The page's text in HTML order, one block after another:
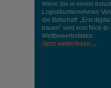
Wenn Sie in einem
Logistikunternehmen
die Botschaft: „Erst
bauen“ wird vom
Wettbewerbsfaktor.
Jetzt weiterlesen…